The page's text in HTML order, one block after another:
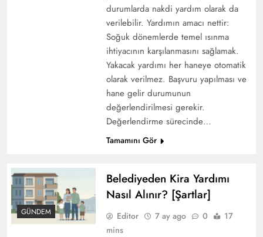
durumlarda nakdi yardım olarak da
verilebilir. Yardımın amacı nettir:
Soğuk dönemlerde temel ısınma
ihtiyacının karşılanmasını sağlamak.
Yakacak yardımı her haneye otomatik
olarak verilmez. Başvuru yapılması ve
hane gelir durumunun
değerlendirilmesi gerekir.
Değerlendirme sürecinde…
Tamamını Gör
GÜNDEM
Belediyeden Kira Yardımı
Nasıl Alınır? [Şartlar]
Editor 7 ay ago 0
17
mins